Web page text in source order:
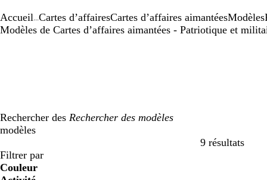
1
Accueil Cartes d’affairesCartes d’affaires aimantéesModèles
Modèles de Cartes d’affaires aimantées - Patriotique et
Rechercher des
modèles
9 résultats
Filtres
Filtrer par
Couleur